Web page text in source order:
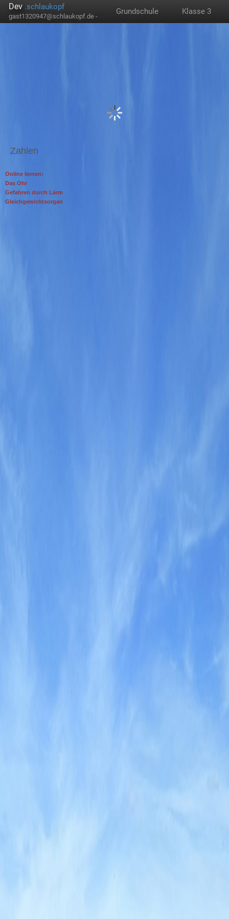
Dev .schlaukopf
gast1320947@schlaukopf.de -
Grundschule Klasse 3
Zahlen
Online lernen:
Das Ohr
Gefahren durch Lärm
Gleichgewichtsorgan